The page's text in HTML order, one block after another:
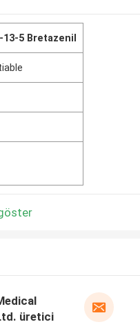
13-5 Bretazenil
üretici